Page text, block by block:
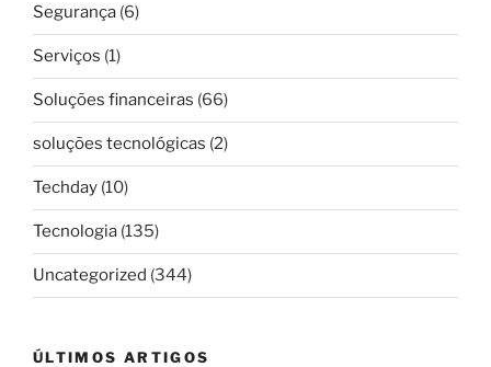
Segurança (6)
Serviços (1)
Soluções financeiras (66)
soluções tecnológicas (2)
Techday (10)
Tecnologia (135)
Uncategorized (344)
ÚLTIMOS ARTIGOS